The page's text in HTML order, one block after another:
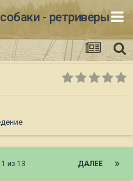
- ретриверы
ДАЛЕЕ
из 13